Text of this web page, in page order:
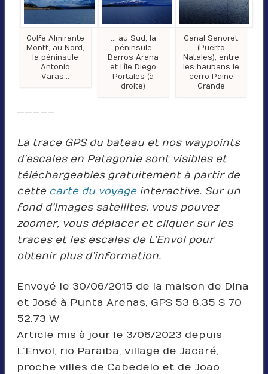
Golfe Almirante
Montt, au Nord,
la péninsule
Antonio
Varas…
… au Sud, la
péninsule
Barros Arana
et l’île Diego
Portales (à
droite)
Canal Senoret
(Puerto
Natales), entre
les haubans le
cerro Paine
Grande
————–
La trace GPS du bateau et nos waypoints
d’escales en Patagonie sont visibles et
téléchargeables gratuitement à partir de
cette carte du voyageinteractive. Sur un
fond d’images satellites, vous pouvez
zoomer, vous déplacer et cliquer sur les
traces et les escales de L’Envol pour
obtenir plus d’information.
Envoyé le 30/06/2015 de la maison de Dina
et José à Punta Arenas, GPS 53 8.35 S 70
52.73 W
Article mis à jour le 3/06/2023 depuis
L’Envol, rio Paraiba, village de Jacaré,
proche villes de Cabedelo et de Joao